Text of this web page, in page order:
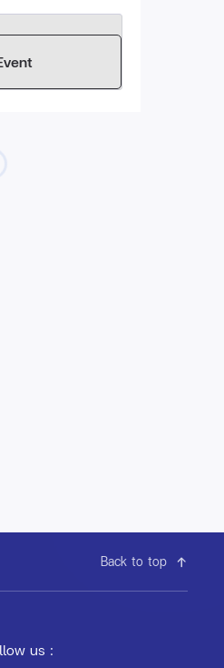
Back to top
us :